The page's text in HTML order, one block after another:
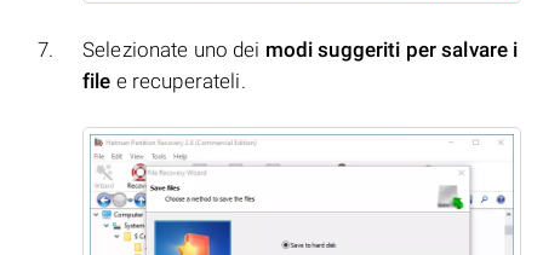
Selezionate uno dei modi suggeriti per salvare i
file e recuperateli.